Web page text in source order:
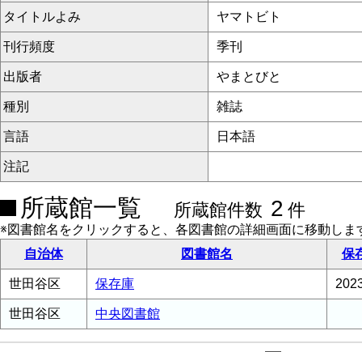
タイトルよみ ヤマトビト
刊行頻度 季刊
出版者 やまとびと
種別 雑誌
言語 日本語
注記
所蔵館一覧 所蔵館件数 2 件
※図書館名をクリックすると、各図書館の詳細画面に移動しま
自治体
図書館名 保
世田谷区 保存庫
世田谷区 中央図書館